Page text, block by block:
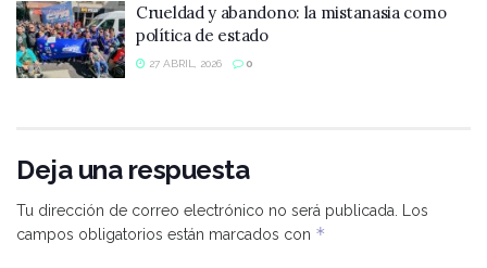
Crueldad y abandono: la mistanasia como
política de estado
27 ABRIL, 2026 0
Deja una respuesta
Tu dirección de correo electrónico no será publicada. Los
campos obligatorios están marcados con *